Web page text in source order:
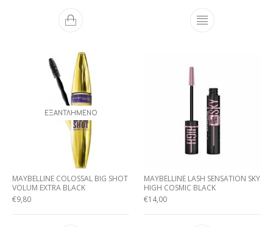
ΕΞΑΝΤΛΗΜΈΝΟ
MAYBELLINE COLOSSAL BIG SHOT
VOLUM EXTRA BLACK
€9,80
MAYBELLINE LASH SENSATION SKY
HIGH COSMIC BLACK
€14,00